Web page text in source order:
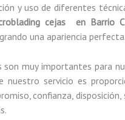
y uso de diferentes
cejas en Barrio
una apariencia perfecta.
son muy importantes para
nuestro servicio es
confianza, disposición,